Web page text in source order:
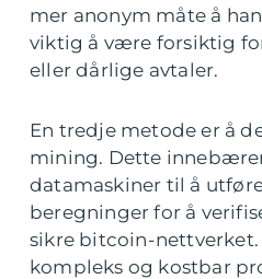
mer anonym måte å
viktig å være forsiktig
eller dårlige avtaler.
En tredje metode er å
mining. Dette
datamaskiner til å
beregninger for å
sikre bitcoin-
kompleks og kostbar